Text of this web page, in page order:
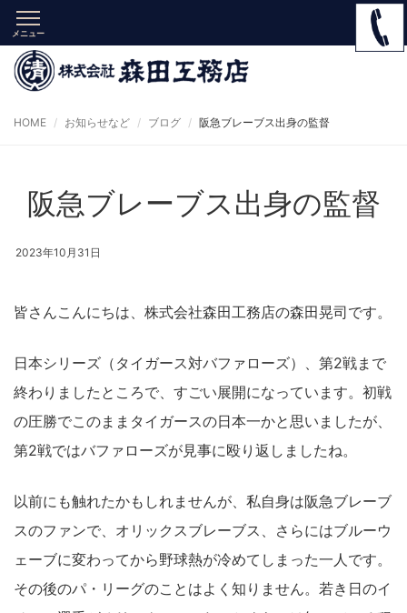
メニュー
HOME お知らせなど ブログ 阪急ブレーブス出身の監督
阪急ブレーブス出身の監督
2023年10月31日
皆さんこんにちは、株式会社森田工務店の森田晃司です。
日本シリーズ（タイガース対バファローズ）、第2戦まで
終わりましたところで、すごい展開になっています。初戦
の圧勝でこのままタイガースの日本一かと思いましたが、
第2戦ではバファローズが見事に殴り返しましたね。
以前にも触れたかもしれませんが、私自身は阪急ブレーブ
スのファンで、オリックスブレーブス、さらにはブルーウ
ェーブに変わってから野球熱が冷めてしまった一人です。
その後のパ・リーグのことはよく知りません。若き日のイ